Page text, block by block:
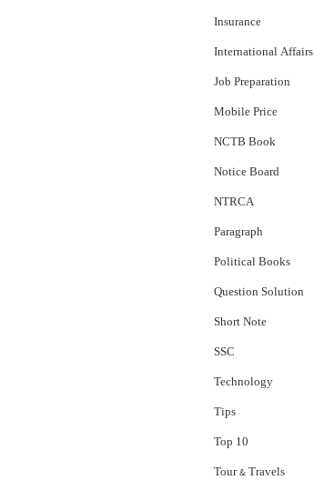
Insurance
International Affairs
Job Preparation
Mobile Price
NCTB Book
Notice Board
NTRCA
Paragraph
Political Books
Question Solution
Short Note
‍SSC
Technology
Tips
Top 10
Tour & Travels